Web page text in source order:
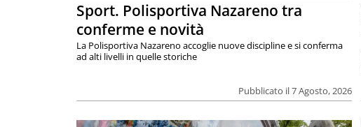
Sport. Polisportiva Nazareno tra
conferme e novità
Pubblicato il 7 Agosto, 2026
La Polisportiva Nazareno accoglie nuove discipline e si conferma
ad alti livelli in quelle storiche